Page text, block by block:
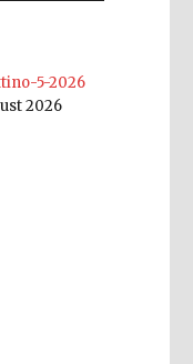
5-2026
2026